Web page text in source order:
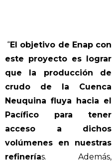
“El objetivo de Enap con
este proyecto es lograr
que la producción de
crudo de la Cuenca
Neuquina fluya hacia el
Pacífico para tener
acceso a dichos
volúmenes en nuestras
refinerías. Además,